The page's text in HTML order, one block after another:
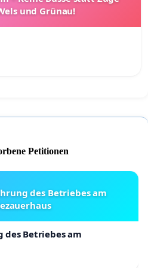
und Grünau!
Petitionen
des Betriebes am
Betriebes am